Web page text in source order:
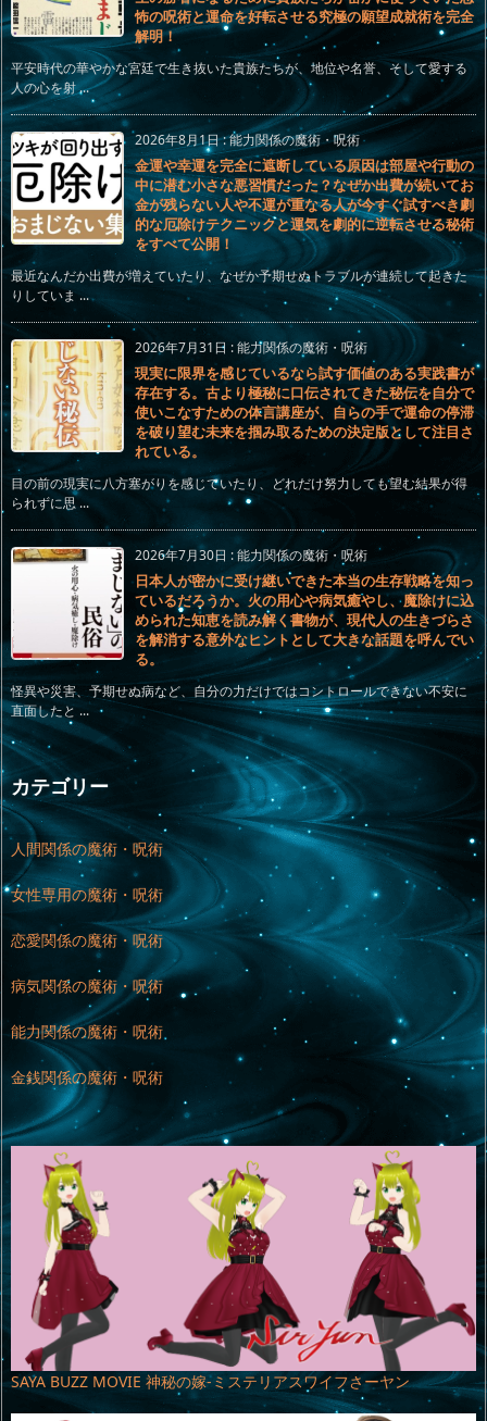
怖の呪術と運命を好転させる究極の願望成就術を完全
解明！
平安時代の華やかな宮廷で生き抜いた貴族たちが、地位や名誉、そして愛する
人の心を射 ...
2026年8月1日:能力関係の魔術・呪術
金運や幸運を完全に遮断している原因は部屋や行動の
中に潜む小さな悪習慣だった？なぜか出費が続いてお
金が残らない人や不運が重なる人が今すぐ試すべき劇
的な厄除けテクニックと運気を劇的に逆転させる秘術
をすべて公開！
最近なんだか出費が増えていたり、なぜか予期せぬトラブルが連続して起きた
りしていま ...
2026年7月31日 :能力関係の魔術・呪術
現実に限界を感じているなら試す価値のある実践書が
存在する。古より極秘に口伝されてきた秘伝を自分で
使いこなすための体言講座が、自らの手で運命の停滞
を破り望む未来を掴み取るための決定版として注目さ
れている。
目の前の現実に八方塞がりを感じていたり、どれだけ努力しても望む結果が得
られずに思 ...
2026年7月30日 :能力関係の魔術・呪術
日本人が密かに受け継いできた本当の生存戦略を知っ
ているだろうか。火の用心や病気癒やし、魔除けに込
められた知恵を読み解く書物が、現代人の生きづらさ
を解消する意外なヒントとして大きな話題を呼んでい
る。
怪異や災害、予期せぬ病など、自分の力だけではコントロールできない不安に
直面したと ...
カテゴリー
人間関係の魔術・呪術
女性専用の魔術・呪術
恋愛関係の魔術・呪術
病気関係の魔術・呪術
能力関係の魔術・呪術
金銭関係の魔術・呪術
SAYA BUZZ MOVIE 神秘の嫁-ミステリアスワイフさーヤン